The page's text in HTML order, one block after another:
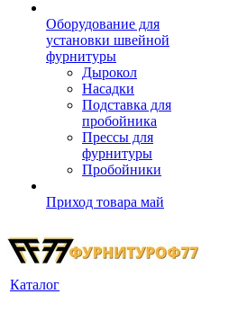
Оборудование для
установки швейной
фурнитуры
Дырокол
Насадки
Подставка для
пробойника
Прессы для
фурнитуры
Пробойники
Приход товара май
Каталог